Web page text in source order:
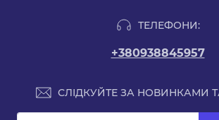
ТЕЛЕФОНИ:
+380938845957
СЛІДКУЙТЕ ЗА НОВИНКАМИ